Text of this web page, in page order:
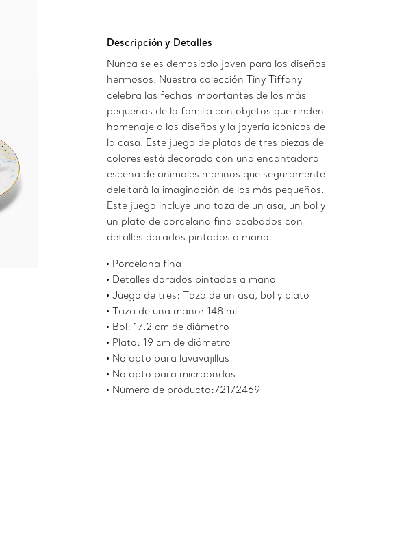
Descripción y Detalles
Nunca se es demasiado joven para los diseños
hermosos. Nuestra colección Tiny Tiffany
celebra las fechas importantes de los más
pequeños de la familia con objetos que rinden
homenaje a los diseños y la joyería icónicos de
la casa. Este juego de platos de tres piezas de
colores está decorado con una encantadora
escena de animales marinos que seguramente
deleitará la imaginación de los más pequeños.
Este juego incluye una taza de un asa, un bol y
un plato de porcelana fina acabados con
detalles dorados pintados a mano.
Porcelana fina
Detalles dorados pintados a mano
Juego de tres: Taza de un asa, bol y plato
Taza de una mano: 148 ml
Bol: 17.2 cm de diámetro
Plato: 19 cm de diámetro
No apto para lavavajillas
No apto para microondas
Número de producto:72172469